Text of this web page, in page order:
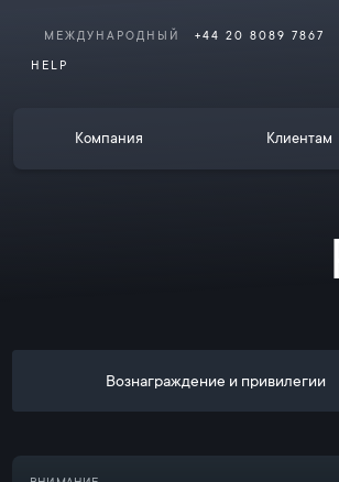
МЕЖДУНАРОДНЫЙ +44 20 8089 7867
HELP
Компания Клиентам
Вознаграждение и привилегии